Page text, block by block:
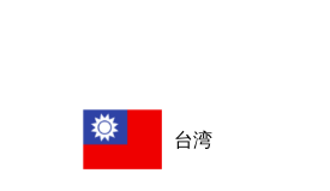
台湾